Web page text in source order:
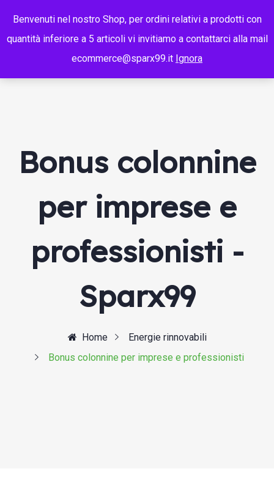
Bonus colonnine
per imprese e
professionisti -
Sparx99
Home
Energie rinnovabili
Bonus colonnine per imprese e professionisti
Benvenuti nel nostro Shop, per ordini relativi a prodotti con
quantità inferiore a 5 articoli vi invitiamo a contattarci alla mail
ecommerce@sparx99.it Ignora